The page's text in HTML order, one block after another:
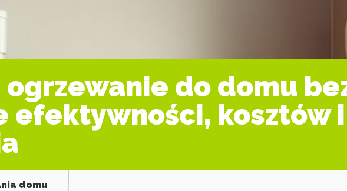
do domu
efektywności, kosztów
domu